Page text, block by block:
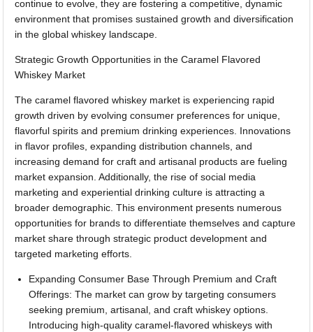
continue to evolve, they are fostering a competitive, dynamic
environment that promises sustained growth and diversification
in the global whiskey landscape.
Strategic Growth Opportunities in the Caramel Flavored
Whiskey Market
The caramel flavored whiskey market is experiencing rapid
growth driven by evolving consumer preferences for unique,
flavorful spirits and premium drinking experiences. Innovations
in flavor profiles, expanding distribution channels, and
increasing demand for craft and artisanal products are fueling
market expansion. Additionally, the rise of social media
marketing and experiential drinking culture is attracting a
broader demographic. This environment presents numerous
opportunities for brands to differentiate themselves and capture
market share through strategic product development and
targeted marketing efforts.
Expanding Consumer Base Through Premium and Craft
Offerings: The market can grow by targeting consumers
seeking premium, artisanal, and craft whiskey options.
Introducing high-quality caramel-flavored whiskeys with